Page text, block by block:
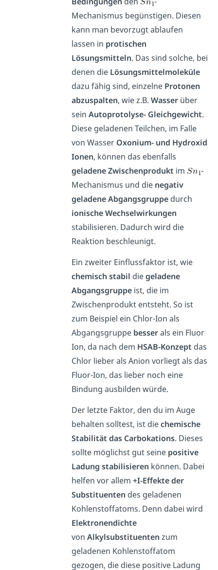
Mechanismus begünstigen. Diesen
kann man bevorzugt ablaufen
lassen in protischen
Lösungsmitteln. Das sind solche, bei
denen die Lösungsmittelmoleküle
dazu fähig sind, einzelne Protonen
abzuspalten, wie z.B.Wasser über
seinAutoprotolyse- Gleichgewicht.
Diese geladenen Teilchen, im Falle
von Wasser Oxonium- und Hydroxid
Ionen, können das ebenfalls
geladene Zwischenprodukt im
-
Mechanismus und die negativ
geladene Abgangsgruppe durch
ionische Wechselwirkungen
stabilisieren. Dadurch wird die
Reaktion beschleunigt.
Ein zweiter Einflussfaktor ist, wie
chemisch stabil diegeladene
Abgangsgruppe ist, die im
Zwischenprodukt entsteht. So ist
zum Beispiel ein Chlor-Ion als
Abgangsgruppe besserals ein Fluor
Ion, da nach dem HSAB-Konzept das
Chlor lieber als Anion vorliegt als das
Fluor-Ion, das lieber noch eine
Bindung ausbilden würde.
Der letzte Faktor, den du im Auge
behalten solltest, ist diechemische
Stabilität das Carbokations. Dieses
sollte möglichst gut seine positive
Ladung stabilisieren können. Dabei
helfen vor allem+I-Effekte der
Substituenten des geladenen
Kohlenstoffatoms. Denn dabei wird
Elektronendichte
vonAlkylsubstituenten zum
geladenen Kohlenstoffatom
gezogen, die diese positive Ladung